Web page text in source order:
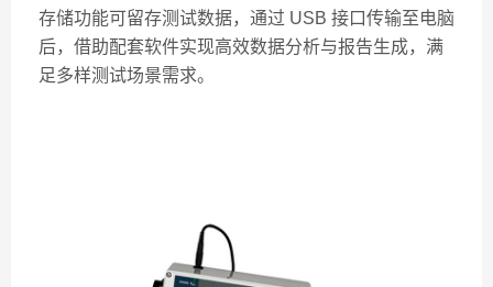
存储功能可留存测试数据，通过 USB 接口传输至电脑
后，借助配套软件实现高效数据分析与报告生成，满
足多样测试场景需求。